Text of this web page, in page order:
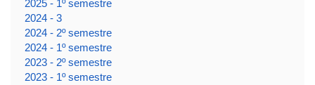
2025 - 1º semestre
2024 - 3
2024 - 2º semestre
2024 - 1º semestre
2023 - 2º semestre
2023 - 1º semestre